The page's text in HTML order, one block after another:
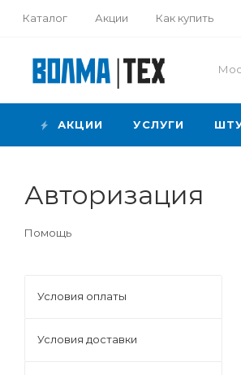
Каталог Акции Как купить
АКЦИИ УСЛУГИ
Авторизация
Помощь
Условия оплаты
Условия доставки